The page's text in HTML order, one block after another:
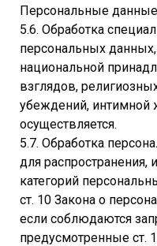
Персональные
5.6. Обработка
персональных
национальной
взглядов,
убеждений, интимной
осуществляется.
5.7. Обработка
для распространения,
категорий
ст. 10 Закона о
если соблюдаются
предусмотренные ст.